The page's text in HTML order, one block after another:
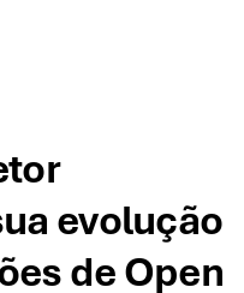
evolução
de Open